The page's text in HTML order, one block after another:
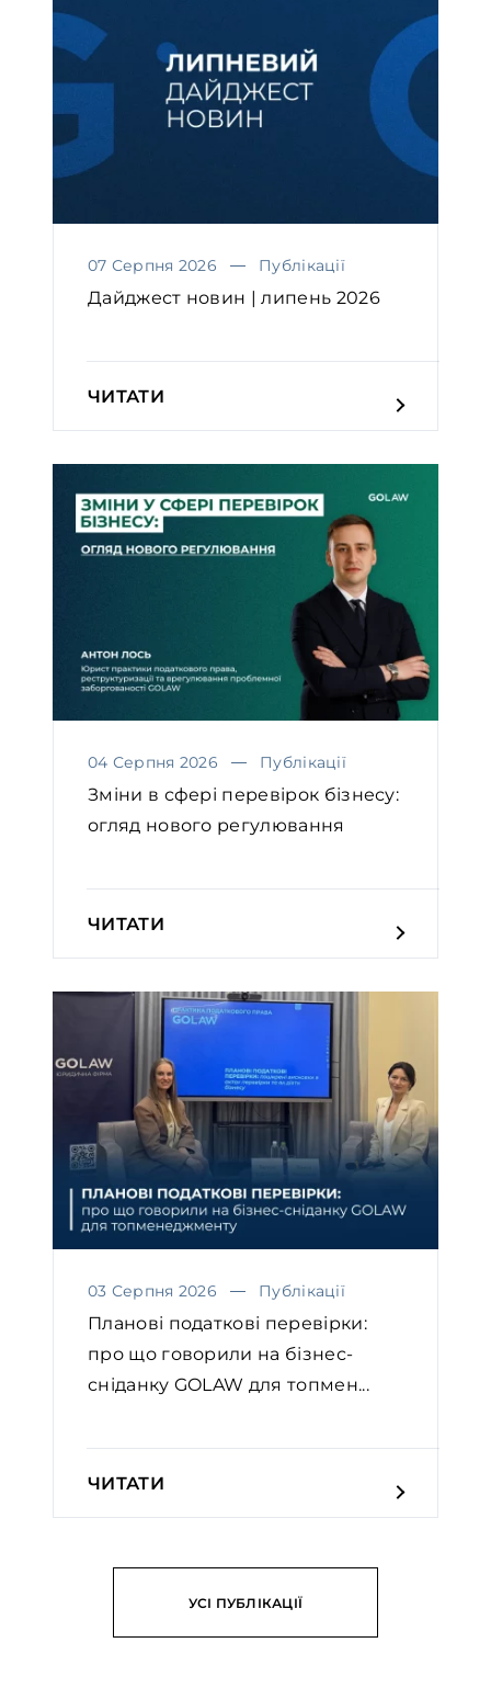
07 Серпня 2026 Публікації
Дайджест новин | липень 2026
ЧИТАТИ
04 Серпня 2026 Публікації
Зміни в сфері перевірок бізнесу:
огляд нового регулювання
ЧИТАТИ
03 Серпня 2026 Публікації
Планові податкові перевірки:
про що говорили на бізнес-
сніданку GOLAW для топмен...
ЧИТАТИ
УСІ ПУБЛІКАЦІЇ